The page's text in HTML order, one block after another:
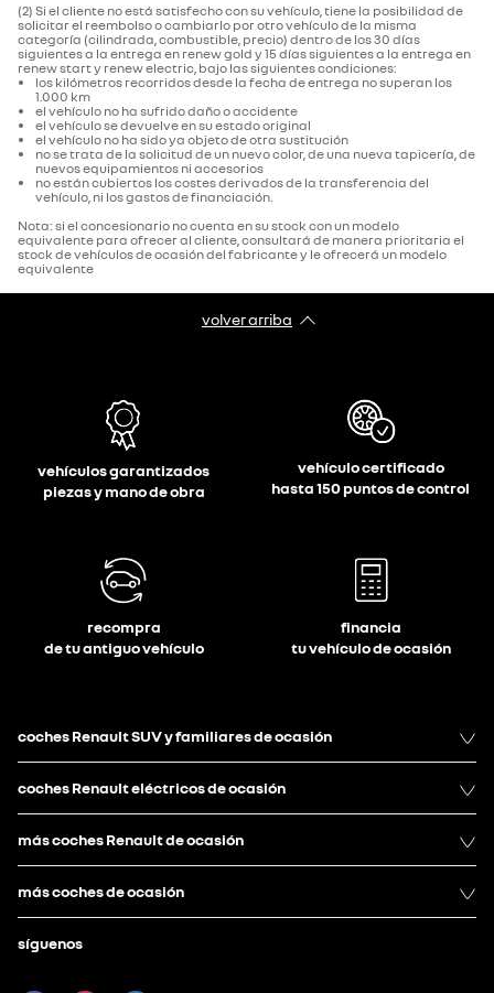
(2) Si el cliente no está satisfecho con su vehículo, tiene la posibilidad de
solicitar el reembolso o cambiarlo por otro vehículo de la misma
categoría (cilindrada, combustible, precio) dentro de los 30 días
siguientes a la entrega en renew gold y 15 días siguientes a la entrega en
renew start y renew electric, bajo las siguientes condiciones:
los kilómetros recorridos desde la fecha de entrega no superan los
1.000 km
el vehículo no ha sufrido daño o accidente
el vehículo se devuelve en su estado original
el vehículo no ha sido ya objeto de otra sustitución
no se trata de la solicitud de un nuevo color, de una nueva tapicería, de
nuevos equipamientos ni accesorios
no están cubiertos los costes derivados de la transferencia del
vehículo, ni los gastos de financiación.
Nota: si el concesionario no cuenta en su stock con un modelo
equivalente para ofrecer al cliente, consultará de manera prioritaria el
stock de vehículos de ocasión del fabricante y le ofrecerá un modelo
equivalente
volver arriba
vehículos garantizados
piezas y mano de obra
vehículo certificado
hasta 150 puntos de control
recompra
de tu antiguo vehículo
financia
tu vehículo de ocasión
coches Renault SUV y familiares de ocasión
coches Renault eléctricos de ocasión
más coches Renault de ocasión
más coches de ocasión
síguenos